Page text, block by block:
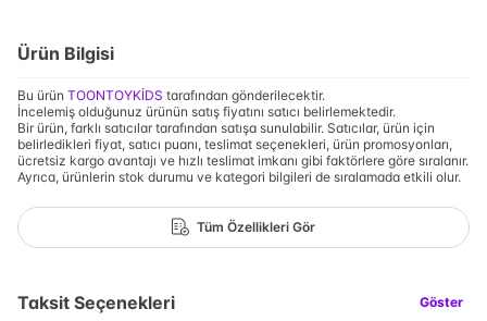
Ürün Bilgisi
Bu ürün TOONTOYKİDS tarafından gönderilecektir.
İncelemiş olduğunuz ürünün satış fiyatını satıcı belirlemektedir.
Bir ürün, farklı satıcılar tarafından satışa sunulabilir. Satıcılar, ürün için
belirledikleri fiyat, satıcı puanı, teslimat seçenekleri, ürün promosyonları,
ücretsiz kargo avantajı ve hızlı teslimat imkanı gibi faktörlere göre sıralanır.
Ayrıca, ürünlerin stok durumu ve kategori bilgileri de sıralamada etkili olur.
Tüm Özellikleri Gör
Taksit Seçenekleri Göster